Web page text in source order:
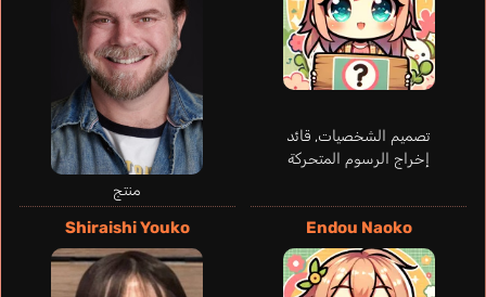
تصميم الشخصيات, قائد
إخراج الرسوم المتحركة
منتج
Endou Naoko
Shiraishi Youko
Kusaka Kabane
Fujiwara Natsumi